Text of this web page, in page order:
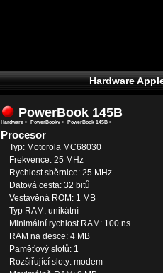
Hardware
PowerBook 145B
Hardware> PowerBooky> PowerBook 145B>
Procesor
Typ: Motorola MC68030
Frekvence: 25 MHz
Rychlost sběrnice: 25 MHz
Datová cesta: 32 bitů
Vestavěná ROM: 1 MB
Typ RAM: unikátní
Minimální rychlost RAM: 100 ns
RAM na desce: 4 MB
Paměťový slotů: 1
Rozšiřující sloty: modem